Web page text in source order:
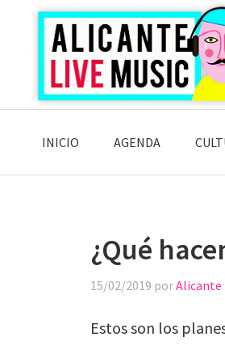
Saltar
navegación
principal
Saltar
contenido
principal
Saltar
lateral
principalINICIO AGENDA
¿Qué
15/02/2019 porAlicante
Estos son los